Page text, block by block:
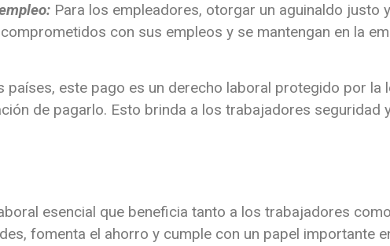
Para los empleadores, otorgar un aguinaldo justo
con sus empleos y se mantengan en la
países, este pago es un derecho laboral protegido por
de pagarlo. Esto brinda a los trabajadores seguridad
esencial que beneficia tanto a los trabajadores
fomenta el ahorro y cumple con un papel importante